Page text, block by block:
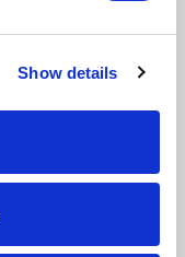
Show details